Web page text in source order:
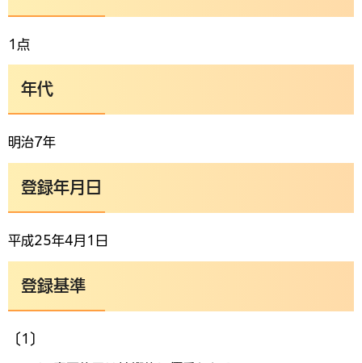
1点
年代
明治7年
登録年月日
平成25年4月1日
登録基準
〔1〕